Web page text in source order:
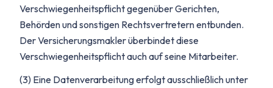
Verschwiegenheitspflicht gegenüber Gerichten,
Behörden und sonstigen Rechtsvertretern entbunden.
Der Versicherungsmakler überbindet diese
Verschwiegenheitspflicht auch auf seine Mitarbeiter.
(3) Eine Datenverarbeitung erfolgt ausschließlich unter